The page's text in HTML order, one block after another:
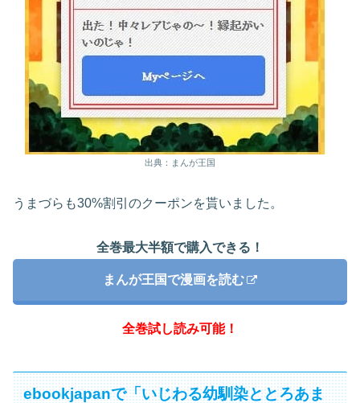
出典：まんが王国
うまづらも30%割引のクーポンを貰いました。
全巻最大半額で購入できる！
まんが王国で漫画を読む
全巻試し読み可能！
ebookjapanで「いじわる幼馴染ととろあま